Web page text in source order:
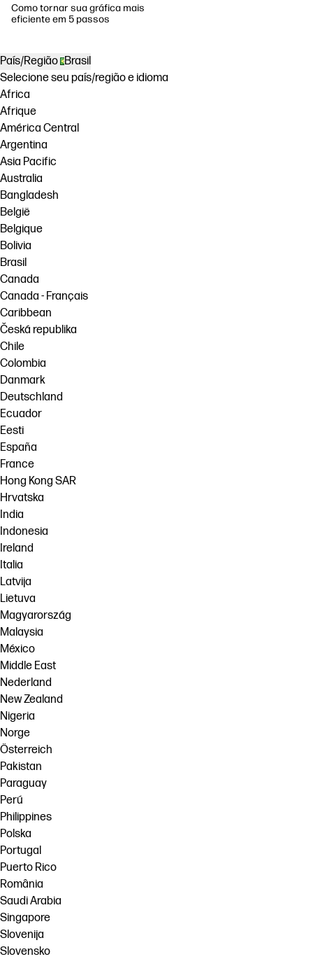
Como tornar sua gráfica mais
eficiente em 5 passos
País/Região Brasil
Selecione seu país/região e idioma
Africa
Afrique
América Central
Argentina
Asia Pacific
Australia
Bangladesh
België
Belgique
Bolivia
Brasil
Canada
Canada - Français
Caribbean
Česká republika
Chile
Colombia
Danmark
Deutschland
Ecuador
Eesti
España
France
Hong Kong SAR
Hrvatska
India
Indonesia
Ireland
Italia
Latvija
Lietuva
Magyarország
Malaysia
México
Middle East
Nederland
New Zealand
Nigeria
Norge
Österreich
Pakistan
Paraguay
Perú
Philippines
Polska
Portugal
Puerto Rico
România
Saudi Arabia
Singapore
Slovenija
Slovensko